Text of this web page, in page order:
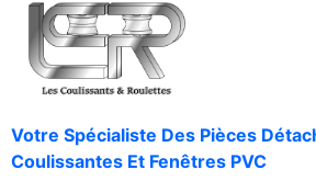
Votre Spécialiste Des Pièces
Coulissantes Et Fenêtres PVC